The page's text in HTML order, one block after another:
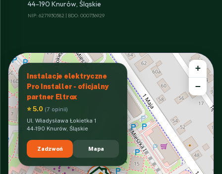
44-190 Knurów, Śląskie
NIP: 6271930582 | BDO: 000736929
Instalacje elektryczne
Pro Installer - oficjalny
partner Eltrox
⭐ 5.0 (7 opinii)
Ul. Władysława Łokietka 1
44-190 Knurów, Śląskie
Zadzwoń Mapa
+
−